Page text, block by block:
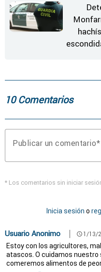
10 Comentarios
Publicar un comentario
* Los comentarios sin iniciar
Inicia sesión o
Usuario Anonimo schedule 1/13/
Estoy con los agricultores,
atascos. O cuidamos nuestro
comeremos alimentos de